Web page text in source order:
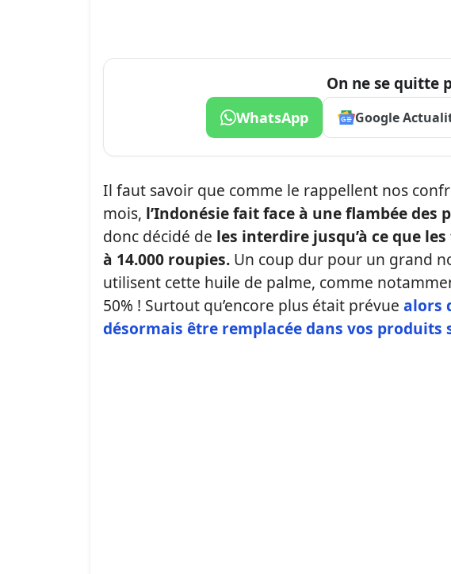
On ne se quitte
WhatsApp Google
Il faut savoir que comme le rappellent nos
mois, l’Indonésie fait face à une flambée
donc décidé de les interdire jusqu’à ce que
à 14.000 roupies. Un coup dur pour un grand
utilisent cette huile de palme, comme
50% ! Surtout qu’encore plus était prévue alors
désormais être remplacée dans vos produits